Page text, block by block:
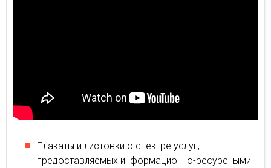
Плакаты и листовки о спектре услуг,
предоставляемых информационно-ресурсными